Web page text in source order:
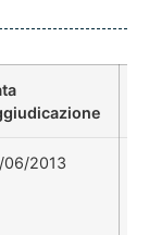
06/2013